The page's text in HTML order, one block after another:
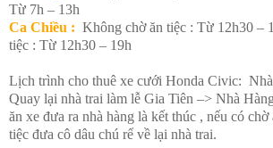
Từ 7h – 13h
Ca Chiều : Không chờ ăn tiệc : Từ 12h30 –
tiệc : Từ 12h30 – 19h
Lịch trình cho thuê xe cưới Honda Civic:
Quay lại nhà trai làm lễ Gia Tiên –> Nhà
ăn xe đưa ra nhà hàng là kết thúc , nếu có
tiệc đưa cô dâu chú rể về lại nhà trai.